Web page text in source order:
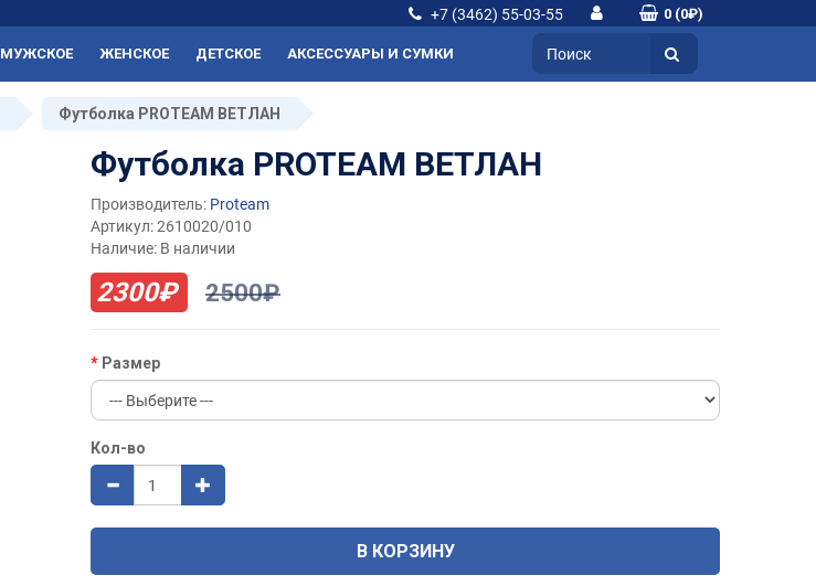
+7 (3462) 55-03-55 0 (0₽)
МУЖСКОЕ ЖЕНСКОЕ ДЕТСКОЕ АКСЕССУАРЫ И СУМКИ
Футболка PROTEAM ВЕТЛАН
Футболка PROTEAM ВЕТЛАН
Производитель: Proteam
Артикул: 2610020/010
Наличие: В наличии
2300₽ 2500₽
Размер
Кол-во
В КОРЗИНУ